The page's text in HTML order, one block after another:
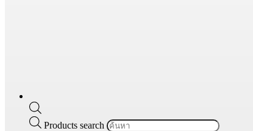
Products search